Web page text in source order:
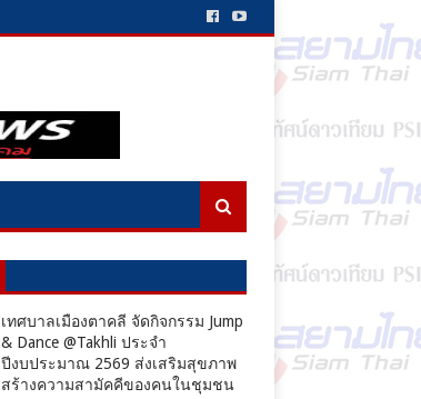
เทศบาลเมืองตาคลี จัดกิจกรรม Jump
& Dance @Takhli ประจำ
ปีงบประมาณ 2569 ส่งเสริมสุขภาพ
สร้างความสามัคคีของคนในชุมชน